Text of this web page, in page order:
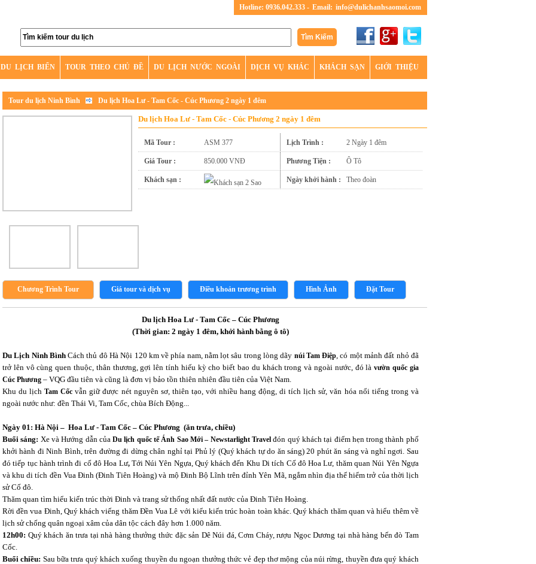
Hotline: 0936.042.333 - Email: info@dulichanhsaomoi.com
DU LỊCH BIỂN TOUR THEO CHỦ ĐỀ DU LỊCH NƯỚC NGOÀI DỊCH VỤ KHÁC KHÁCH SẠN GIỚI THIỆU
ý:DU LỊCH ÁNH SAO MỚI
Tour du lịch Ninh Bình Du lịch Hoa Lư - Tam Cốc - Cúc Phương 2 ngày 1 đêm
Du lịch Hoa Lư - Tam Cốc - Cúc Phương 2 ngày 1 đêm
Mã Tour : ASM 377 Lịch Trình : 2 Ngày 1 đêm
Giá Tour : 850.000 VNĐ Phương Tiện : Ô Tô
Khách sạn : Ngày khởi hành : Theo đoàn
Chương Trình Tour Giá tour và dịch vụ Điều khoản trương trình Hình Ảnh Đặt Tour
Du lịch Hoa Lư - Tam Cốc – Cúc Phương
(Thời gian: 2 ngày 1 đêm, khởi hành bằng ô tô)
Du Lịch Ninh BìnhCách thủ đô Hà Nội 120 km về phía nam, nằm lọt sâu trong lòng dãy núi Tam Điệp, có một mảnh đất nhỏ đã
trở lên vô cùng quen thuộc, thân thương, gợi lên tính hiếu kỳ cho biết bao du khách trong và ngoài nước, đó làvườn quốc gia
Cúc Phương – VQG đầu tiên và cũng là đơn vị bảo tồn thiên nhiên đầu tiên của Việt Nam.
Khu du lịchTam Cốcvẫn giữ được nét nguyên sơ, thiên tạo, với nhiều hang động, di tích lịch sử, văn hóa nổi tiếng trong và
ngoài nước như: đền Thái Vi, Tam Cốc, chùa Bích Động...
Ngày 01: Hà Nội – Hoa Lư - Tam Cốc – Cúc Phương (ăn trưa, chiều)
Buổi sáng: Xe và Hướng dẫn củaDu lịch quốc tế Ánh Sao Mới – Newstarlight Travel đón quý khách tại điểm hẹn trong thành phố
khởi hành đi Ninh Bình, trên đường đi dừng chân nghỉ tại Phủ lý (Quý khách tự do ăn sáng) 20 phút ăn sáng và nghỉ ngơi. Sau
đó tiếp tục hành trình đi cố đô Hoa Lư, Tới Núi Yên Ngựa, Quý khách đến Khu Di tích Cố đô Hoa Lư, thăm quan Núi Yên Ngựa
và khu di tích đền Vua Đinh (Đinh Tiên Hoàng) và mộ Đinh Bộ Lĩnh trên đỉnh Yên Mã, ngắm nhìn địa thế hiểm trở của thời lịch
sử Cố đô.
Thăm quan tìm hiểu kiến trúc thời Đinh và trang sử thống nhất đất nước của Đinh Tiên Hoàng.
Rời đền vua Đinh, Quý khách viếng thăm Đền Vua Lê với kiểu kiến trúc hoàn toàn khác. Quý khách thăm quan và hiểu thêm về
lịch sử chống quân ngoại xâm của dân tộc cách đây hơn 1.000 năm.
12h00: Quý khách ăn trưa tại nhà hàng thưởng thức đặc sản Dê Núi đá, Cơm Cháy, rượu Ngọc Dương tại nhà hàng bến đò Tam
Cốc.
Buổi chiều: Sau bữa trưa quý khách xuống thuyền du ngoạn thưởng thức vẻ đẹp thơ mộng của núi rừng, thuyền đưa quý khách